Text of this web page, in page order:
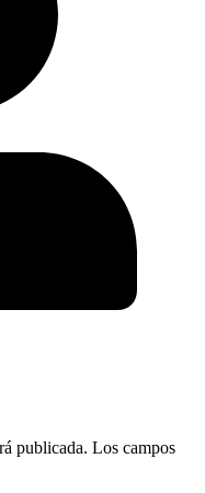
publicada. Los campos